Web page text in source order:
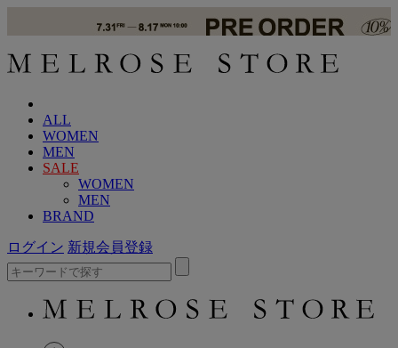
ALL
WOMEN
MEN
SALE
WOMEN
MEN
BRAND
ログイン 新規会員登録